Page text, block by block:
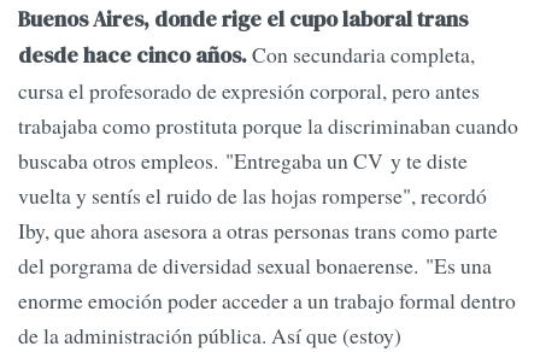
Buenos Aires, donde rige el cupo laboral trans
desde hace cinco años.Con secundaria completa,
cursa el profesorado de expresión corporal, pero antes
trabajaba como prostituta porque la discriminaban cuando
buscaba otros empleos. "Entregaba un CV y te diste
vuelta y sentís el ruido de las hojas romperse", recordó
Iby, que ahora asesora a otras personas trans como parte
del porgrama de diversidad sexual bonaerense. "Es una
enorme emoción poder acceder a un trabajo formal dentro
de la administración pública. Así que (estoy)